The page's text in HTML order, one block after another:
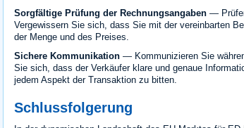
Sorgfältige Prüfung der Rechnungsangaben —
Vergewissern Sie sich, dass Sie mit der vereinbarten
der Menge und des Preises.
Sichere Kommunikation — Kommunizieren Sie
Sie sich, dass der Verkäufer klare und genaue
jedem Aspekt der Transaktion zu bitten.
Schlussfolgerung